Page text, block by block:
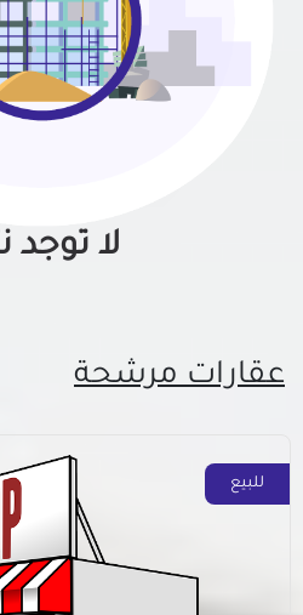
لا توجد
عقارات مرشحة
للبيع